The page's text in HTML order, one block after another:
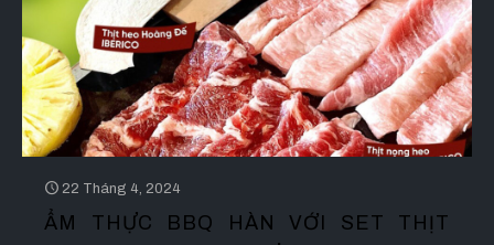
22 Tháng 4, 2024
ẨM THỰC BBQ HÀN VỚI SET THỊT